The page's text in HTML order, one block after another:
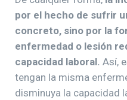
por el hecho de sufrir
concreto, sino por la
enfermedad o lesión
capacidad laboral. Así,
tengan la misma
disminuya la capacidad